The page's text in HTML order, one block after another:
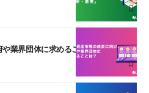
業界団体に求めることは？